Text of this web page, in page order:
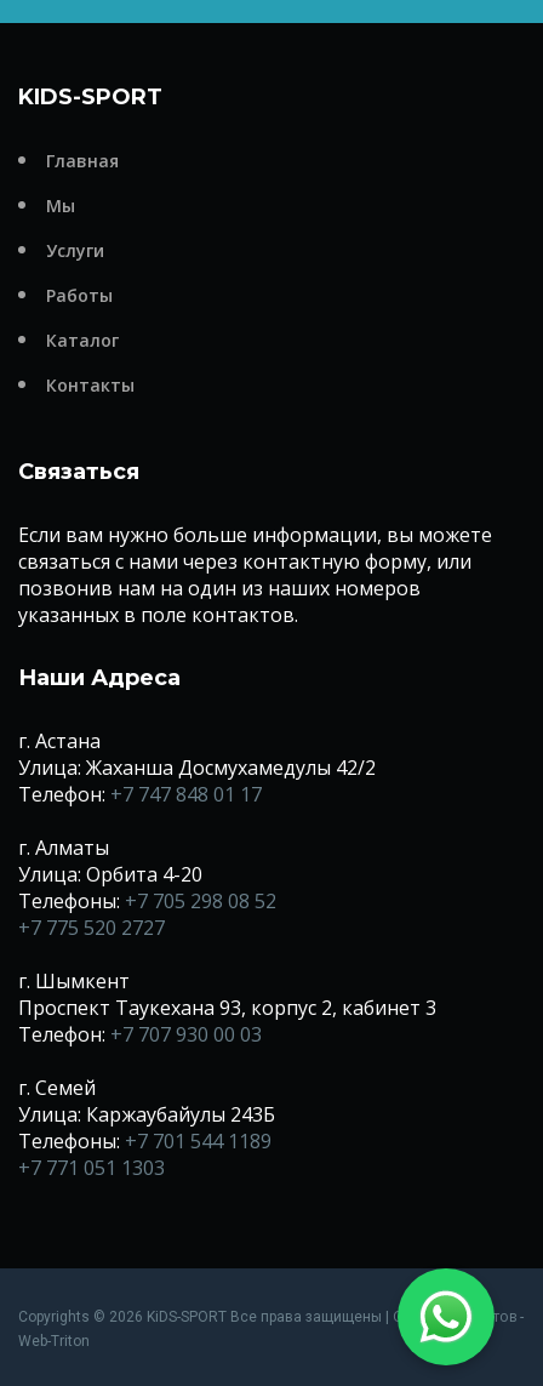
KIDS-SPORT
Главная
Мы
Услуги
Работы
Каталог
Контакты
Связаться
Если вам нужно больше информации, вы можете
связаться с нами через контактную форму, или
позвонив нам на один из наших номеров
указанных в поле контактов.
Наши Адреса
г. Астана
Улица: Жаханша Досмухамедулы 42/2
Телефон: +7 747 848 01 17
г. Алматы
Улица: Орбита 4-20
Телефоны: +7 705 298 08 52
+7 775 520 2727
г. Шымкент
Проспект Таукехана 93, корпус 2, кабинет 3
Телефон: +7 707 930 00 03
г. Семей
Улица: Каржаубайулы 243Б
Телефоны: +7 701 544 1189
+7 771 051 1303
Copyrights © 2026 KiDS-SPORT Все права защищены | Создание сайтов -
Web-Triton